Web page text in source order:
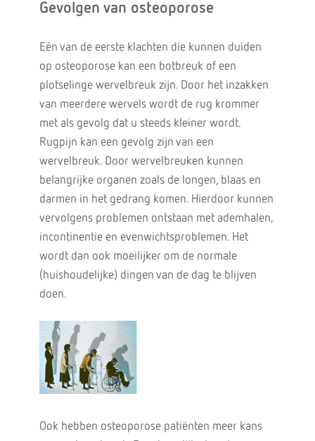
Gevolgen van osteoporose
Eén van de eerste klachten die kunnen duiden
op osteoporose kan een botbreuk of een
plotselinge wervelbreuk zijn. Door het inzakken
van meerdere wervels wordt de rug krommer
met als gevolg dat u steeds kleiner wordt.
Rugpijn kan een gevolg zijn van een
wervelbreuk. Door wervelbreuken kunnen
belangrijke organen zoals de longen, blaas en
darmen in het gedrang komen. Hierdoor kunnen
vervolgens problemen ontstaan met ademhalen,
incontinentie en evenwichtsproblemen. Het
wordt dan ook moeilijker om de normale
(huishoudelijke) dingen van de dag te blijven
doen.
Ook hebben osteoporose patiënten meer kans